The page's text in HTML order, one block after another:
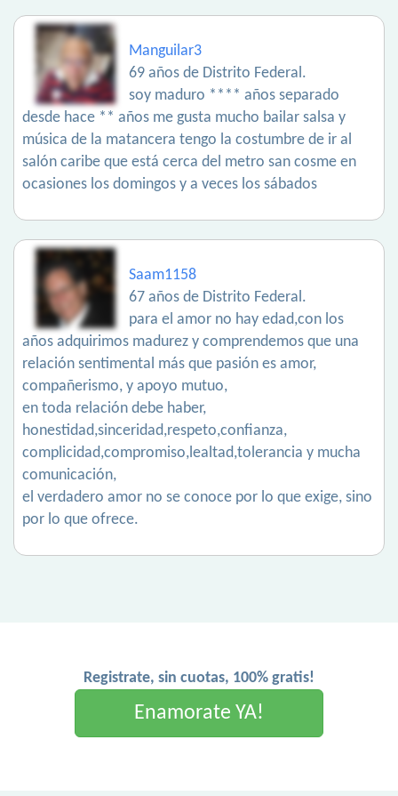
Manguilar3
69 años de Distrito Federal.
soy maduro **** años separado
desde hace ** años me gusta mucho bailar salsa y
música de la matancera tengo la costumbre de ir al
salón caribe que está cerca del metro san cosme en
ocasiones los domingos y a veces los sábados
Saam1158
67 años de Distrito Federal.
para el amor no hay edad,con los
años adquirimos madurez y comprendemos que una
relación sentimental más que pasión es amor,
compañerismo, y apoyo mutuo,
en toda relación debe haber,
honestidad,sinceridad,respeto,confianza,
complicidad,compromiso,lealtad,tolerancia y mucha
comunicación,
el verdadero amor no se conoce por lo que exige, sino
por lo que ofrece.
Registrate, sin cuotas, 100% gratis!
Enamorate YA!